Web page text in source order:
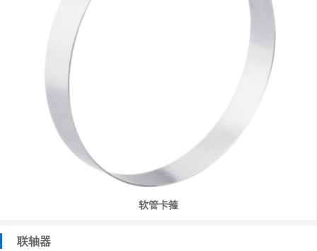
软管卡箍
联轴器